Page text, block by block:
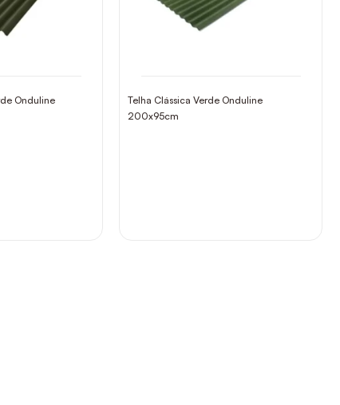
Onduline
Telha Clássica Verde Onduline
200x95cm